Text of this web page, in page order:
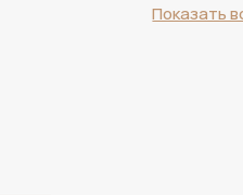
Показать